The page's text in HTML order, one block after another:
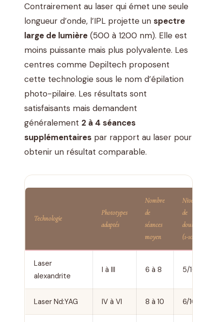
Contrairement au laser qui émet une seule
longueur d’onde, l’IPL projette un spectre
large de lumière (500 à 1200 nm). Elle est
moins puissante mais plus polyvalente. Les
centres comme Depiltech proposent
cette technologie sous le nom d’épilation
photo-pilaire. Les résultats sont
satisfaisants mais demandent
généralement 2 à 4 séances
supplémentaires par rapport au laser pour
obtenir un résultat comparable.
Technologie
Phototypes
adaptés
Nombre
de
séances
moyen
Niveau
de
douleur
(1-10)
Laser
alexandrite
I à III 6 à 8 5/10
Laser Nd:YAG IV à VI 8 à 10 6/10